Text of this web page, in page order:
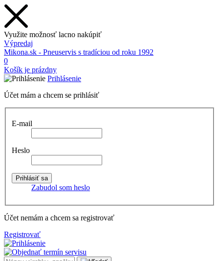
Využite možnosť lacno nakúpiť
Výpredaj
Mikona.sk - Pneuservis s tradíciou od roku 1992
0
Košík je prázdny
Prihlásenie
Účet mám a chcem se prihlásiť
E-mail
Heslo
Zabudol som heslo
Účet nemám a chcem sa registrovať
Registrovať